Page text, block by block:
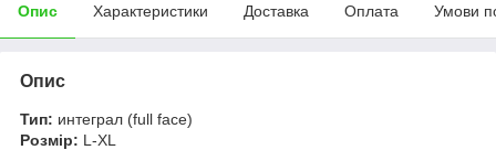
Опис Характеристики Доставка Оплата Умови
Опис
Тип: интеграл (full face)
Розмір: L-XL